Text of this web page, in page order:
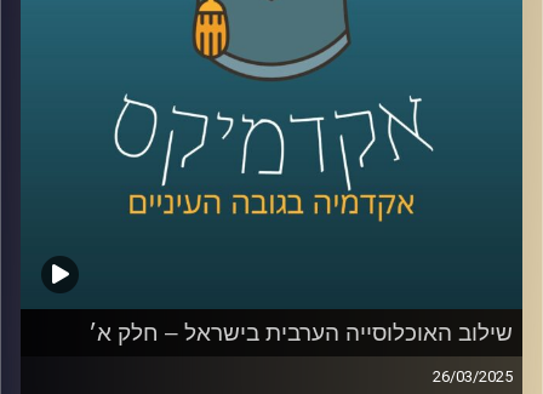
ולמה האוכלוסייה הערבית לא יודעת עברית?
שוב איתנו ד״ר מריאן תחאוכו, חוקרת בכירה במכון אהרן
למדיניות כלכלית בבית ספר טיומקין לכלכלה – אוניברסיטת
רייכמן, ועומדת בראש המרכז לחברה הערבית.
קרדיט תמונות:AudioVersity
שילוב האוכלוסייה הערבית בישראל – חלק א׳
26/03/2025